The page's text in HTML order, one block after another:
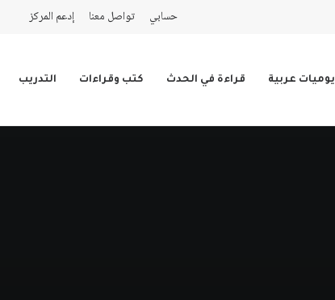
حسابي تواصل معنا إدعم المركز
يوميات عربية قراءة في الحدث كتب وقراءات التدريب